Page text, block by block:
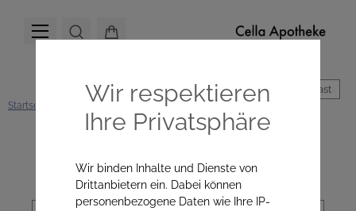
Hoher Kontrast
Startseite
Sortierung
Wir respektieren
Ihre Privatsphäre
Wir binden Inhalte und Dienste von
Drittanbietern ein. Dabei können
personenbezogene Daten wie Ihre IP-